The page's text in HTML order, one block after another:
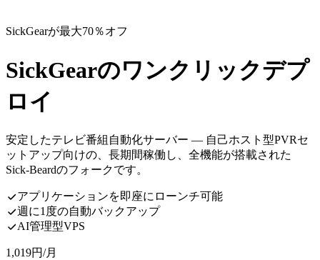
SickGearが最大70％オフ
SickGearのワンクリックデプ
ロイ
安定したテレビ番組自動化サーバー — 自己ホスト型PVRセ
ットアップ向けの、長期間稼働し、全機能が搭載された
Sick-Beardのフォークです。
アプリケーションを即座にローンチ可能
週に1度の自動バックアップ
AI管理型VPS
1,019円/月